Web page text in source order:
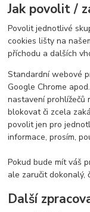
Jak povolit /
Povolit jednotlivé
cookies lišty na
příchodu a dalších
Standardní webové
Google Chrome
nastavení prohlížečů
blokovat či zcela
povolit jen pro
informace, prosím,
Pokud bude mít váš
ale zaručit dokonalý,
Další